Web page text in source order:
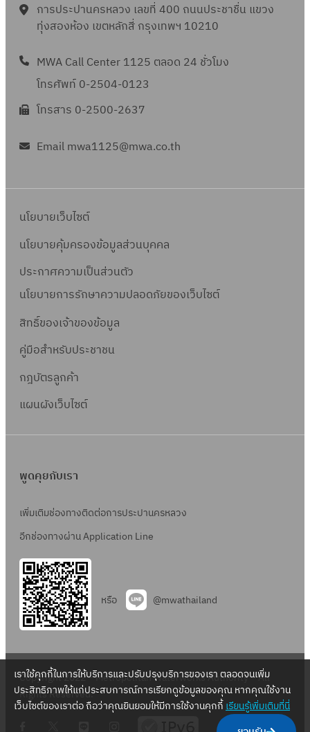
การประปานครหลวง เลขที่ 400 ถนนประชาชื่น แขวง
ทุ่งสองห้อง เขตหลักสี่ กรุงเทพฯ 10210
MWA Call Center 1125 ตลอด 24 ชั่วโมง
โทรศัพท์ 0-2504-0123
โทรสาร 0-2500-2637
Email mwa1125@mwa.co.th
นโยบายเว็บไซต์
นโยบายคุ้มครองข้อมูลส่วนบุคคล
ประกาศความเป็นส่วนตัว
นโยบายการรักษาความปลอดภัยของเว็บไซต์
สิทธิ์ของเจ้าของข้อมูล
คู่มือสำหรับประชาชน
กฎบัตรลูกค้า
แผนผังเว็บไซต์
พูดคุยกับเรา
เพิ่มเติมช่องทางติดต่อการประปานครหลวง
อีกช่องทางผ่าน Application Line
หรือ @mwathailand
Copyright 2022 – Metropolitan Waterworks Authority – All
Rights Reserved.
เราใช้คุกกี้ในการให้บริการและปรับปรุงบริการของเรา ตลอดจนเพิ่ม
ประสิทธิภาพให้แก่ประสบการณ์การเรียกดูข้อมูลของคุณ หากคุณใช้งาน
เว็บไซต์ของเราต่อ ถือว่าคุณยินยอมให้มีการใช้งานคุกกี้เรียนรู้เพิ่มเติมที่นี่